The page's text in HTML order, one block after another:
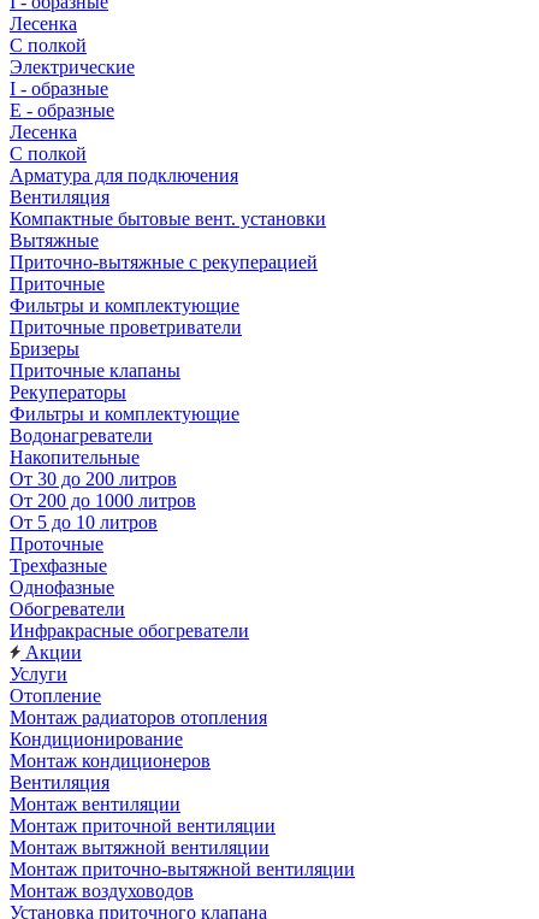
Лесенка
С полкой
Электрические
I - образные
E - образные
Лесенка
С полкой
Арматура для подключения
Вентиляция
Компактные бытовые вент. установки
Вытяжные
Приточно-вытяжные с рекуперацией
Приточные
Фильтры и комплектующие
Приточные проветриватели
Бризеры
Приточные клапаны
Рекуператоры
Фильтры и комплектующие
Водонагреватели
Накопительные
От 30 до 200 литров
От 200 до 1000 литров
От 5 до 10 литров
Проточные
Трехфазные
Однофазные
Обогреватели
Инфракрасные обогреватели
Акции
Услуги
Отопление
Монтаж радиаторов отопления
Кондиционирование
Монтаж кондиционеров
Вентиляция
Монтаж вентиляции
Монтаж приточной вентиляции
Монтаж вытяжной вентиляции
Монтаж приточно-вытяжной вентиляции
Монтаж воздуховодов
Установка приточного клапана